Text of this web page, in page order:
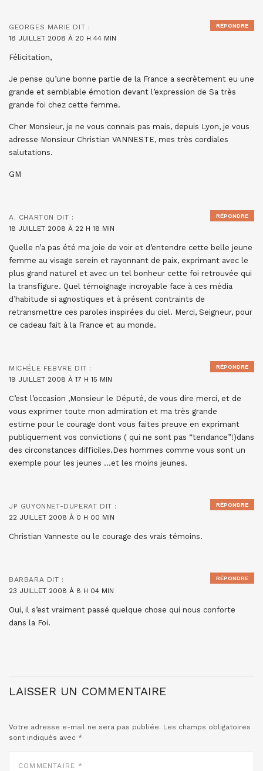
GEORGES MARIE DIT :
18 JUILLET 2008 À 20 H 44 MIN
Félicitation,
Je pense qu’une bonne partie de la France a secrètement eu une
grande et semblable émotion devant l’expression de Sa très
grande foi chez cette femme.
Cher Monsieur, je ne vous connais pas mais, depuis Lyon, je vous
adresse Monsieur Christian VANNESTE, mes très cordiales
salutations.
GM
RÉPONDRE
A. CHARTON DIT :
18 JUILLET 2008 À 22 H 18 MIN
Quelle n’a pas été ma joie de voir et d’entendre cette belle jeune
femme au visage serein et rayonnant de paix, exprimant avec le
plus grand naturel et avec un tel bonheur cette foi retrouvée qui
la transfigure. Quel témoignage incroyable face à ces média
d’habitude si agnostiques et à présent contraints de
retransmettre ces paroles inspirées du ciel. Merci, Seigneur, pour
ce cadeau fait à la France et au monde.
RÉPONDRE
MICHÉLE FEBVRE DIT :
19 JUILLET 2008 À 17 H 15 MIN
C’est l’occasion ,Monsieur le Député, de vous dire merci, et de
vous exprimer toute mon admiration et ma très grande
estime pour le courage dont vous faites preuve en exprimant
publiquement vos convictions ( qui ne sont pas “tendance”!)dans
des circonstances difficiles.Des hommes comme vous sont un
exemple pour les jeunes …et les moins jeunes.
RÉPONDRE
JP GUYONNET-DUPERAT DIT :
22 JUILLET 2008 À 0 H 00 MIN
Christian Vanneste ou le courage des vrais témoins.
RÉPONDRE
BARBARA DIT :
23 JUILLET 2008 À 8 H 04 MIN
Oui, il s’est vraiment passé quelque chose qui nous conforte
dans la Foi.
RÉPONDRE
LAISSER UN COMMENTAIRE
Votre adresse e-mail ne sera pas publiée. Les champs obligatoires
sont indiqués avec *